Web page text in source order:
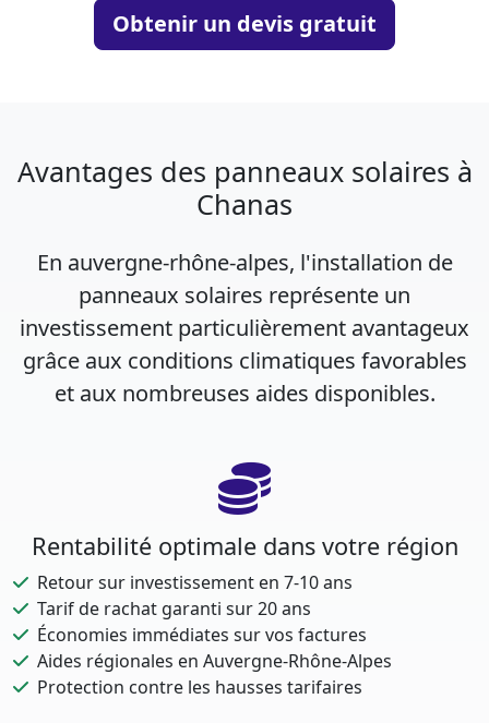
Obtenir un devis gratuit
Avantages des panneaux solaires à
Chanas
En auvergne-rhône-alpes, l'installation de
panneaux solaires représente un
investissement particulièrement avantageux
grâce aux conditions climatiques favorables
et aux nombreuses aides disponibles.
Rentabilité optimale dans votre région
Retour sur investissement en 7-10 ans
Tarif de rachat garanti sur 20 ans
Économies immédiates sur vos factures
Aides régionales en Auvergne-Rhône-Alpes
Protection contre les hausses tarifaires